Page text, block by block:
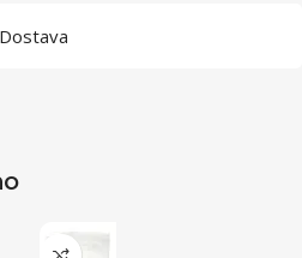
Dostava